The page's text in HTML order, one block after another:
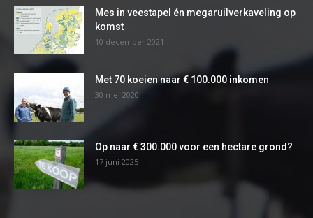
Mes in veestapel én megaruilverkaveling op
komst
10 december 2021
Met 70 koeien naar € 100.000 inkomen
30 mei 2020
Op naar € 300.000 voor een hectare grond?
17 juni 2025